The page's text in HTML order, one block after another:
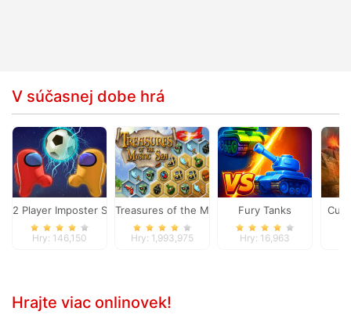
V súčasnej dobe hrá
2 Player Imposter Soccer
Hry: 146,150
Treasures of the Mystic Sea
Hry: 1,993,975
Fury Tanks
Hry: 16,963
Hrajte viac onlinovek!